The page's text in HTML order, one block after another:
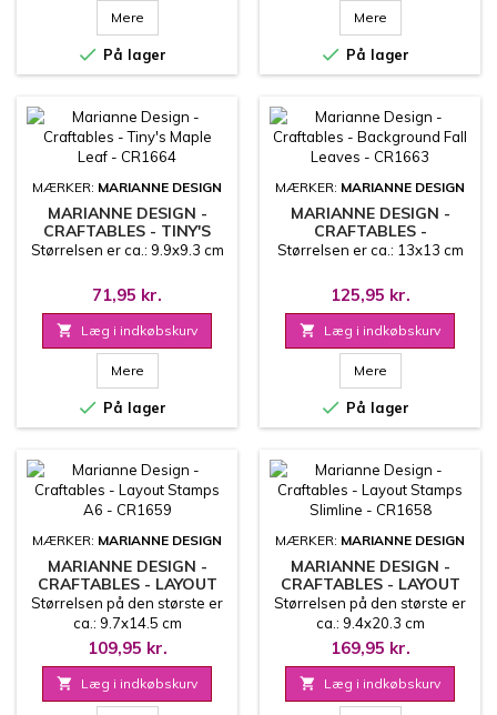
Mere
 På lager
Mere
 På lager
MÆRKER: MARIANNE DESIGN
MARIANNE DESIGN -
CRAFTABLES - TINY'S
MAPLE LEAF - CR1664
Størrelsen er ca.: 9.9x9.3 cm
71,95 kr.
 Læg i indkøbskurv
Mere
 På lager
MÆRKER: MARIANNE DESIGN
MARIANNE DESIGN -
CRAFTABLES -
BACKGROUND FALL
Størrelsen er ca.: 13x13 cm
125,95 kr.
 Læg i indkøbskurv
Mere
 På lager
MÆRKER: MARIANNE DESIGN
MARIANNE DESIGN -
CRAFTABLES - LAYOUT
STAMPS A6 - CR1659
Størrelsen på den største er
ca.: 9.7x14.5 cm
109,95 kr.
 Læg i indkøbskurv
MÆRKER: MARIANNE DESIGN
MARIANNE DESIGN -
CRAFTABLES - LAYOUT
STAMPS SLIMLINE -
CR1658
Størrelsen på den største er
ca.: 9.4x20.3 cm
169,95 kr.
 Læg i indkøbskurv